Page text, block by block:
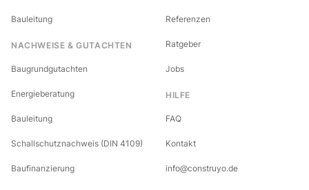
Bauleitung
NACHWEISE & GUTACHTEN
Baugrundgutachten
Energieberatung
Bauleitung
Schallschutznachweis (DIN 4109)
Baufinanzierung
Referenzen
Ratgeber
Jobs
HILFE
FAQ
Kontakt
info@construyo.de